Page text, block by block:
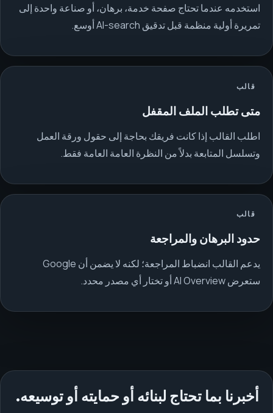
استخدمه عندما تحتاج صفحة خدمة، برهان، أو صناعة واحدة إلى
تمريرة أولية منظمة قبل تدقيق AI-search أوسع.
قالب
متى تطلب الملف المقفل
اطلب القالب إذا كانت فريقك بحاجة إلى حقول ورقة العمل
وتسلسل المتابعة بدلاً من النظرة العامة العامة فقط.
قالب
حدود البرهان والمراجعة
يدعم القالب انضباط المراجعة؛ لكنه لا يضمن أن Google
ستعرض AI Overview أو تختار أي مصدر محدد.
أخبرنا بما تحتاج لبنائه أو حمايته أو توسيعه.